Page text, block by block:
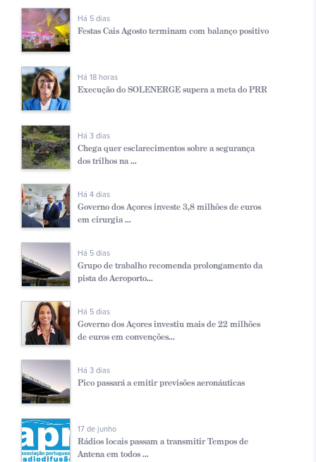
Há 5 dias
Festas Cais Agosto terminam com balanço positivo
Há 18 horas
Execução do SOLENERGE supera a meta do PRR
Há 3 dias
Chega quer esclarecimentos sobre a segurança
dos trilhos na ...
Há 4 dias
Governo dos Açores investe 3,8 milhões de euros
em cirurgia ...
Há 5 dias
Grupo de trabalho recomenda prolongamento da
pista do Aeroporto...
Há 5 dias
Governo dos Açores investiu mais de 22 milhões
de euros em convenções...
Há 3 dias
Pico passará a emitir previsões aeronáuticas
17 de junho
Rádios locais passam a transmitir Tempos de
Antena em todos ...